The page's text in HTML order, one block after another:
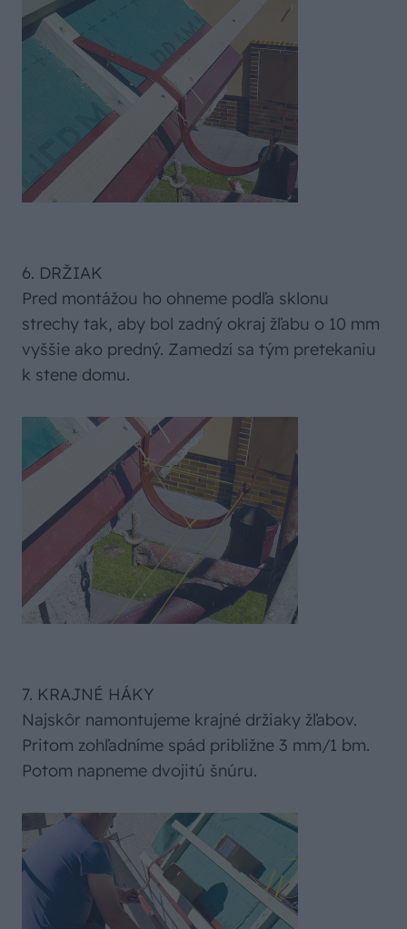
6. DRŽIAK
Pred montážou ho ohneme podľa sklonu
strechy tak, aby bol zadný okraj žľabu o 10 mm
vyššie ako predný. Zamedzí sa tým pretekaniu
k stene domu.
7. KRAJNÉ HÁKY
Najskôr namontujeme krajné držiaky žľabov.
Pritom zohľadníme spád približne 3 mm/1 bm.
Potom napneme dvojitú šnúru.